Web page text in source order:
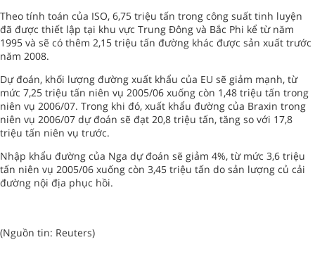
Theo tính toán của ISO, 6,75 triệu tấn trong công suất tinh luyện
đã được thiết lập tại khu vực Trung Đông và Bắc Phi kể từ năm
1995 và sẽ có thêm 2,15 triệu tấn đường khác được sản xuất trước
năm 2008.
Dự đoán, khối lượng đường xuất khẩu của EU sẽ giảm mạnh, từ
mức 7,25 triệu tấn niên vụ 2005/06 xuống còn 1,48 triệu tấn trong
niên vụ 2006/07. Trong khi đó, xuất khẩu đường của Braxin trong
niên vụ 2006/07 dự đoán sẽ đạt 20,8 triệu tấn, tăng so với 17,8
triệu tấn niên vụ trước.
Nhập khẩu đường của Nga dự đoán sẽ giảm 4%, từ mức 3,6 triệu
tấn niên vụ 2005/06 xuống còn 3,45 triệu tấn do sản lượng củ cải
đường nội địa phục hồi.
(Nguồn tin: Reuters)